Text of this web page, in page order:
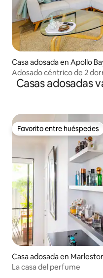
Casa adosada en Apollo
Adosado céntrico de 2
Casas adosadas
Favorito entre huéspedes
Favorito entre huéspedes
Casa adosada en
La casa del perfume